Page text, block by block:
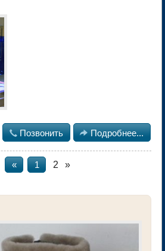
 Позвонить  Подробнее...
« 1 2 »